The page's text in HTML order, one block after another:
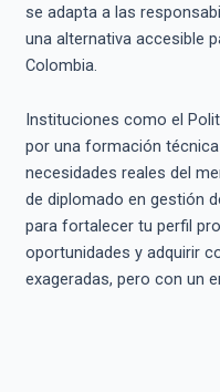
se adapta a las
una alternativa accesible
Colombia.
Instituciones como el
por una formación
necesidades reales del
de diplomado en gestión
para fortalecer tu perfil
oportunidades y adquirir
exageradas, pero con un